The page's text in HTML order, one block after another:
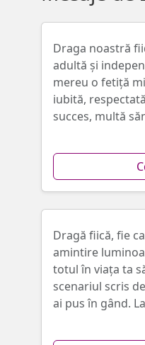
Draga noastră
adultă și
mereu o fetiță
iubită,
succes, multă
Dragă fiică, fie
amintire
totul în viața ta
scenariul scris
ai pus în gând.